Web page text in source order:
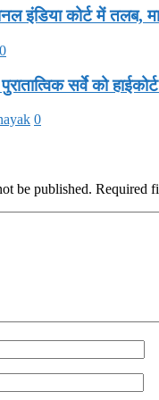
इंडिया कोर्ट में तलब,
0
सर्वे को हाईकोर्ट
0
be published. Required